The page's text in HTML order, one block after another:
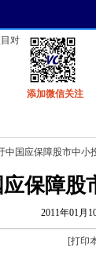
添加微信关注
中国应保障股市中小
保障股
2011年01月
[打印